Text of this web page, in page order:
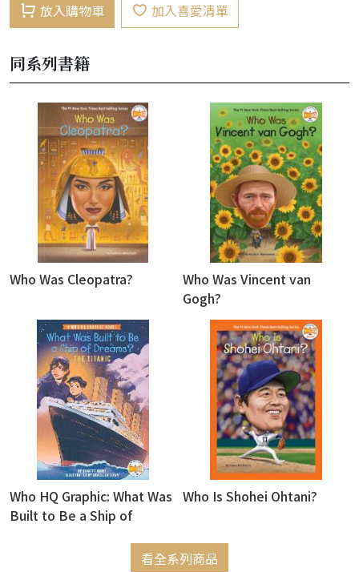
放入購物車 加入喜愛清單
同系列書籍
Who Was Cleopatra?
Who Was Vincent van
Gogh?
Who HQ Graphic: What Was
Built to Be a Ship of
Who Is Shohei Ohtani?
看全系列商品